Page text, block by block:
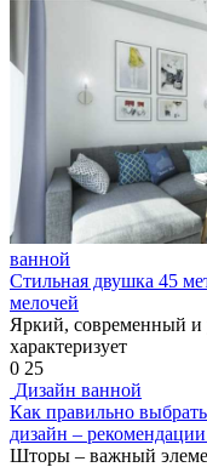
ванной
Стильная двушка 45
мелочей
Яркий, современный и
характеризует
0 25
Дизайн ванной
Как правильно
дизайн –
Шторы – важный